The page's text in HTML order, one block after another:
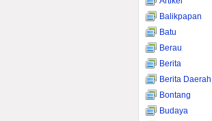
Balikpapan
Batu
Berau
Berita
Berita Daerah
Bontang
Budaya